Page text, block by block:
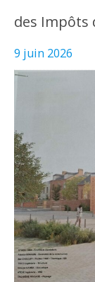
des Impôts
9 juin 2026